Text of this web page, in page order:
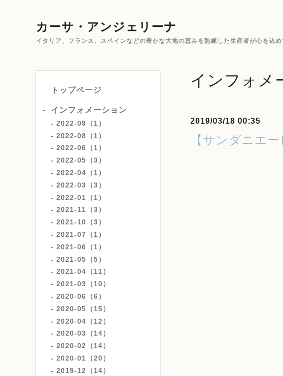
カーサ・アンジェリーナ
イタリア、フランス、スペインなどの豊かな大地の恵みを熟練した生産者が心を込
トップページ
インフォメーション
2022-09（1）
2022-08（1）
2022-06（1）
2022-05（3）
2022-04（1）
2022-03（3）
2022-01（1）
2021-11（3）
2021-10（3）
2021-07（1）
2021-06（1）
2021-05（5）
2021-04（11）
2021-03（10）
2020-06（6）
2020-05（15）
2020-04（12）
2020-03（14）
2020-02（14）
2020-01（20）
2019-12（14）
インフォメ
2019/03/18 00:35
【サンダニエ